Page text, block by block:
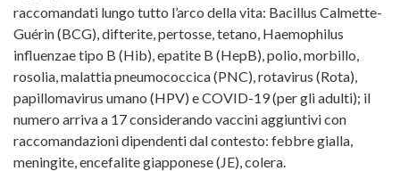
raccomandati lungo tutto l’arco della vita: Bacillus Calmette-
Guérin (BCG), difterite, pertosse, tetano, Haemophilus
influenzae tipo B (Hib), epatite B (HepB), polio, morbillo,
rosolia, malattia pneumococcica (PNC), rotavirus (Rota),
papillomavirus umano (HPV) e COVID-19 (per gli adulti); il
numero arriva a 17 considerando vaccini aggiuntivi con
raccomandazioni dipendenti dal contesto: febbre gialla,
meningite, encefalite giapponese (JE), colera.